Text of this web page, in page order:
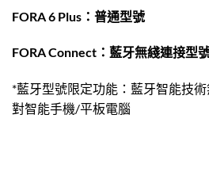
FORA 6 Plus：普通型號
FORA Connect：藍牙無綫連接型
*藍牙型號限定功能：藍牙智能技
對智能手機/平板電腦